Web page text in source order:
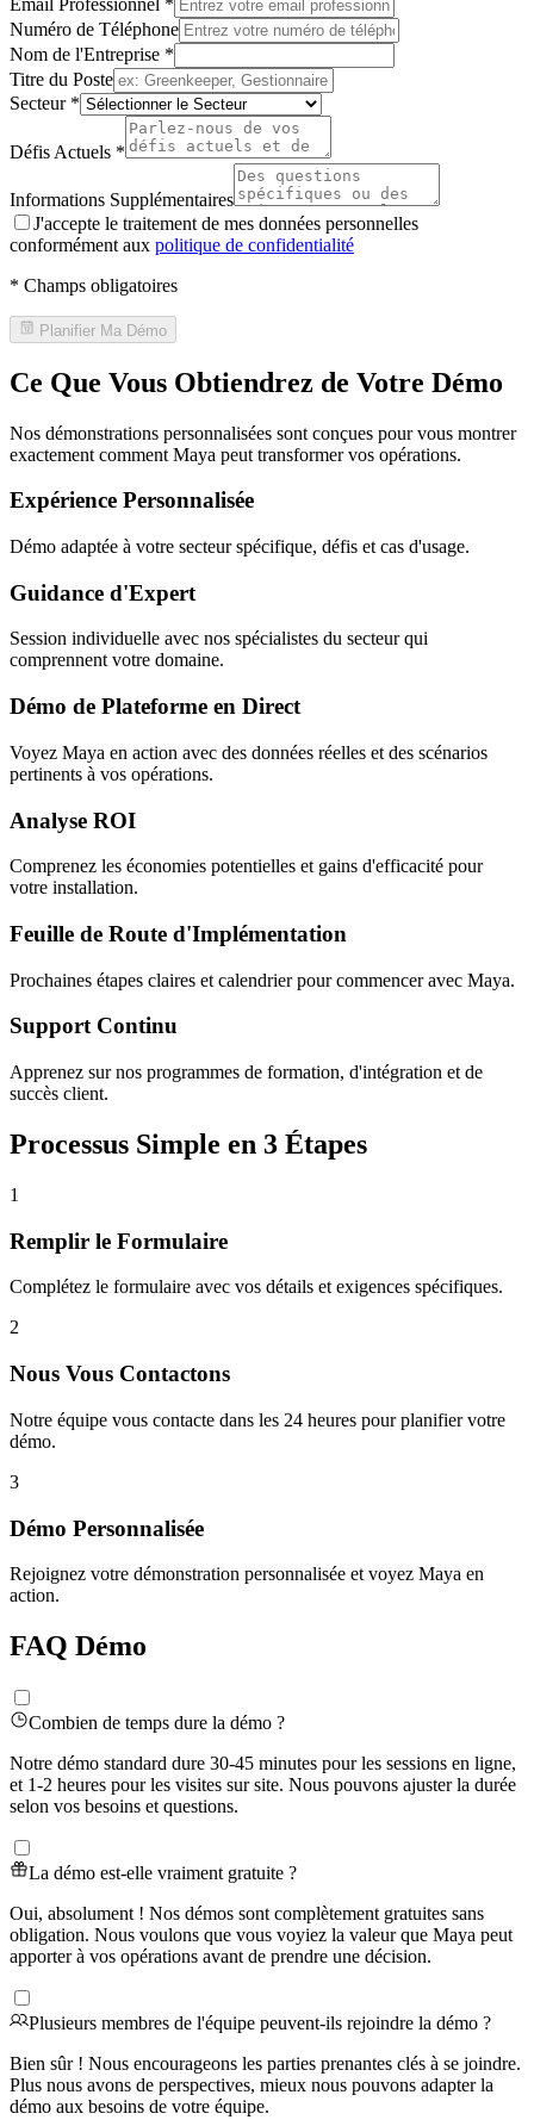
Email Professionnel *
Numéro de Téléphone
Nom de l'Entreprise *
Titre du Poste
Secteur *
Défis Actuels *
Informations Supplémentaires
J'accepte le traitement de mes données personnelles
conformément aux politique de confidentialité
* Champs obligatoires
Planifier Ma Démo
Ce Que Vous Obtiendrez de Votre Démo
Nos démonstrations personnalisées sont conçues pour vous montrer
exactement comment Maya peut transformer vos opérations.
Expérience Personnalisée
Démo adaptée à votre secteur spécifique, défis et cas d'usage.
Guidance d'Expert
Session individuelle avec nos spécialistes du secteur qui
comprennent votre domaine.
Démo de Plateforme en Direct
Voyez Maya en action avec des données réelles et des scénarios
pertinents à vos opérations.
Analyse ROI
Comprenez les économies potentielles et gains d'efficacité pour
votre installation.
Feuille de Route d'Implémentation
Prochaines étapes claires et calendrier pour commencer avec Maya.
Support Continu
Apprenez sur nos programmes de formation, d'intégration et de
succès client.
Processus Simple en 3 Étapes
1
Remplir le Formulaire
Complétez le formulaire avec vos détails et exigences spécifiques.
2
Nous Vous Contactons
Notre équipe vous contacte dans les 24 heures pour planifier votre
démo.
3
Démo Personnalisée
Rejoignez votre démonstration personnalisée et voyez Maya en
action.
FAQ Démo
Combien de temps dure la démo ?
Notre démo standard dure 30-45 minutes pour les sessions en ligne,
et 1-2 heures pour les visites sur site. Nous pouvons ajuster la durée
selon vos besoins et questions.
La démo est-elle vraiment gratuite ?
Oui, absolument ! Nos démos sont complètement gratuites sans
obligation. Nous voulons que vous voyiez la valeur que Maya peut
apporter à vos opérations avant de prendre une décision.
Plusieurs membres de l'équipe peuvent-ils rejoindre la démo ?
Bien sûr ! Nous encourageons les parties prenantes clés à se joindre.
Plus nous avons de perspectives, mieux nous pouvons adapter la
démo aux besoins de votre équipe.